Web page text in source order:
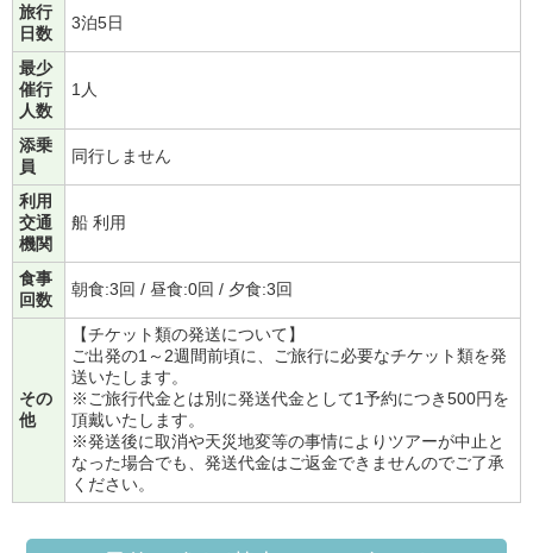
旅行
日数
3泊5日
最少
催行
人数
1人
添乗
員
同行しません
利用
交通
機関
船 利用
食事
回数
朝食:3回 / 昼食:0回 / 夕食:3回
その
他
【チケット類の発送について】
ご出発の1～2週間前頃に、ご旅行に必要なチケット類を発
送いたします。
※ご旅行代金とは別に発送代金として1予約につき500円を
頂戴いたします。
※発送後に取消や天災地変等の事情によりツアーが中止と
なった場合でも、発送代金はご返金できませんのでご了承
ください。